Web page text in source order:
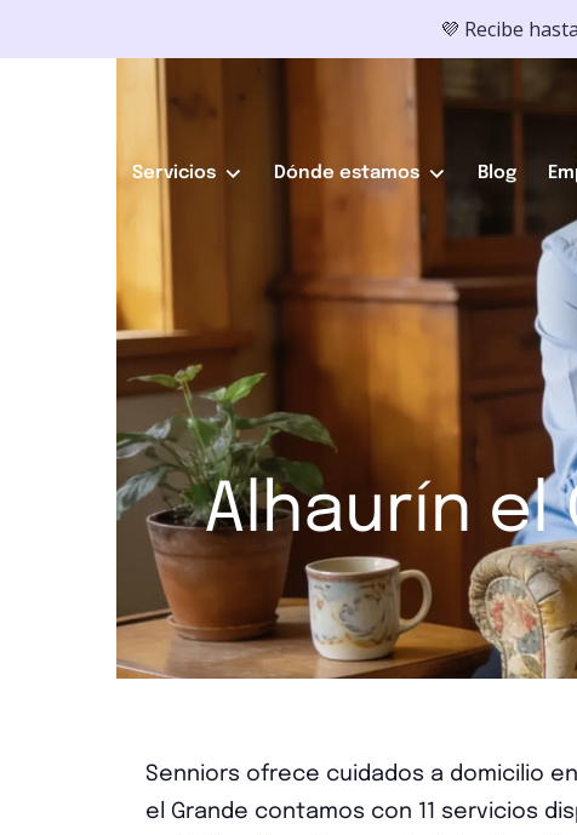
💜 Recibe
Servicios Dónde estamos Blog
Alhaurín el
Senniors ofrece cuidados a domicilio
el Grande contamos con 11 servicios